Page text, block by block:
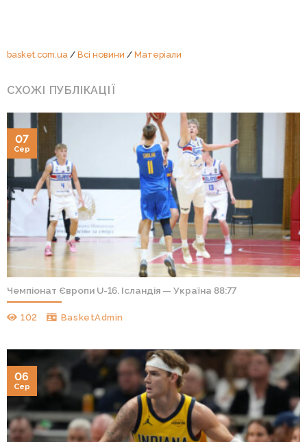
basket.com.ua/ Всі новини / Матеріали
СХОЖІ ПУБЛІКАЦІЇ
Чемпіонат Європи U-16. Ісландія — Україна 88:77
102 BasketAdmin
07
Сер
06
Сер